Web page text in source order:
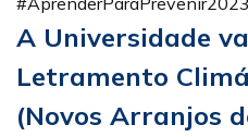
A Universidade
Letramento
(Novos Arranjos